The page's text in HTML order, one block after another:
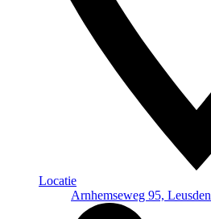
Locatie
Arnhemseweg 95, Leusden